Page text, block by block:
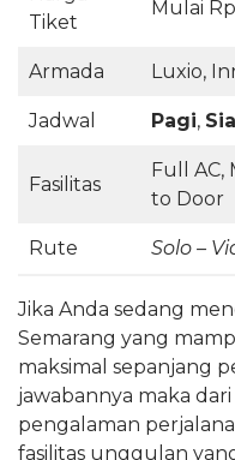
Tiket
Mulai
Armada Luxio,
Jadwal Pagi,
Fasilitas
Full AC,
to Door
Rute Solo –
Jika Anda sedang
Semarang yang
maksimal sepanjang
jawabannya maka
pengalaman
fasilitas unggulan